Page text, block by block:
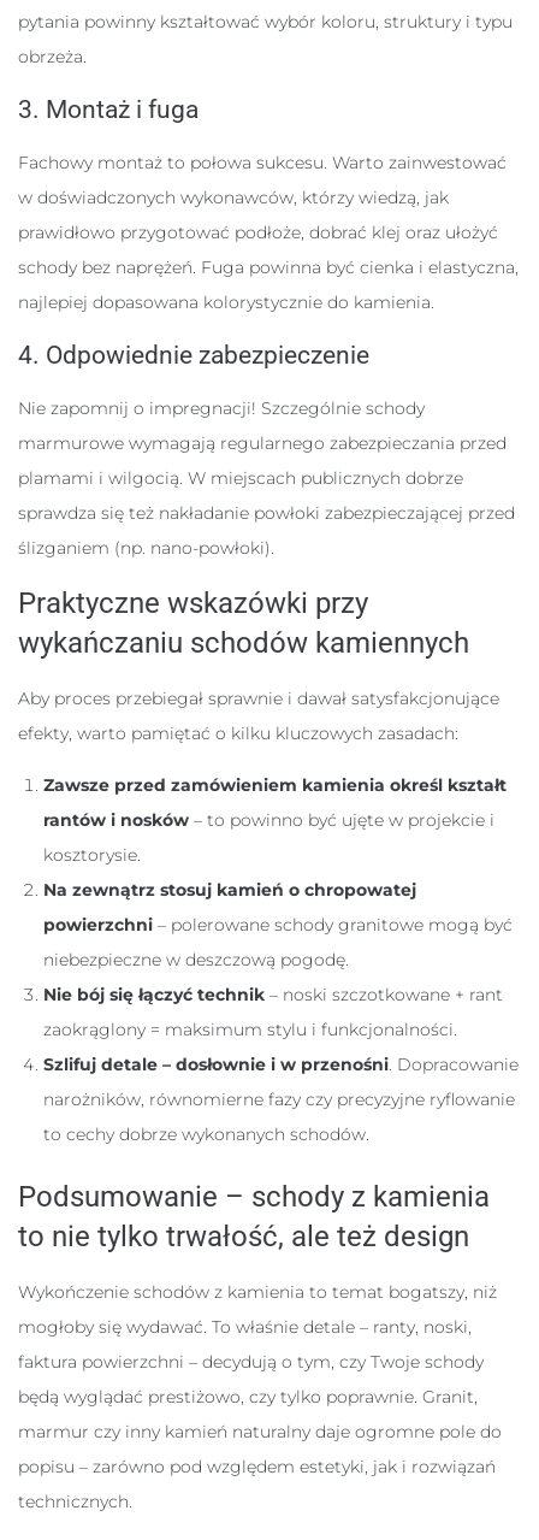
pytania powinny kształtować wybór koloru, struktury i typu
obrzeża.
3. Montaż i fuga
Fachowy montaż to połowa sukcesu. Warto zainwestować
w doświadczonych wykonawców, którzy wiedzą, jak
prawidłowo przygotować podłoże, dobrać klej oraz ułożyć
schody bez naprężeń. Fuga powinna być cienka i elastyczna,
najlepiej dopasowana kolorystycznie do kamienia.
4. Odpowiednie zabezpieczenie
Nie zapomnij o impregnacji! Szczególnie schody
marmurowe wymagają regularnego zabezpieczania przed
plamami i wilgocią. W miejscach publicznych dobrze
sprawdza się też nakładanie powłoki zabezpieczającej przed
ślizganiem (np. nano-powłoki).
Praktyczne wskazówki przy
wykańczaniu schodów kamiennych
Aby proces przebiegał sprawnie i dawał satysfakcjonujące
efekty, warto pamiętać o kilku kluczowych zasadach:
Zawsze przed zamówieniem kamienia określ kształt
rantów i nosków – to powinno być ujęte w projekcie i
kosztorysie.
Na zewnątrz stosuj kamień o chropowatej
powierzchni – polerowane schody granitowe mogą być
niebezpieczne w deszczową pogodę.
Nie bój się łączyć technik – noski szczotkowane + rant
zaokrąglony = maksimum stylu i funkcjonalności.
Szlifuj detale – dosłownie i w przenośni. Dopracowanie
narożników, równomierne fazy czy precyzyjne ryflowanie
to cechy dobrze wykonanych schodów.
Podsumowanie – schody z kamienia
to nie tylko trwałość, ale też design
Wykończenie schodów z kamienia to temat bogatszy, niż
mogłoby się wydawać. To właśnie detale – ranty, noski,
faktura powierzchni – decydują o tym, czy Twoje schody
będą wyglądać prestiżowo, czy tylko poprawnie. Granit,
marmur czy inny kamień naturalny daje ogromne pole do
popisu – zarówno pod względem estetyki, jak i rozwiązań
technicznych.